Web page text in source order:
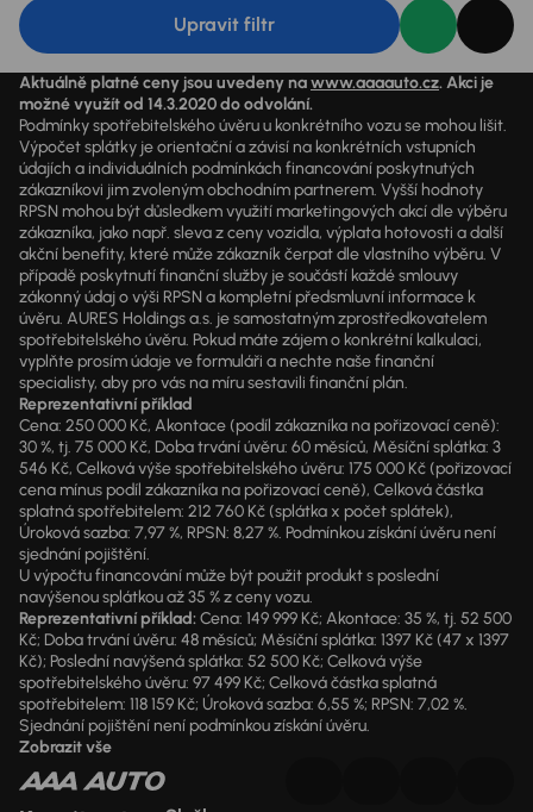
Upravit filtr
Aktuálně platné ceny jsou uvedeny nawww.aaaauto.cz. Akci je
možné využít od 14.3.2020 do odvolání.
Podmínky spotřebitelského úvěru u konkrétního vozu se mohou lišit.
Výpočet splátky je orientační a závisí na konkrétních vstupních
údajích a individuálních podmínkách financování poskytnutých
zákazníkovi jim zvoleným obchodním partnerem. Vyšší hodnoty
RPSN mohou být důsledkem využití marketingových akcí dle výběru
zákazníka, jako např. sleva z ceny vozidla, výplata hotovosti a další
akční benefity, které může zákazník čerpat dle vlastního výběru. V
případě poskytnutí finanční služby je součástí každé smlouvy
zákonný údaj o výši RPSN a kompletní předsmluvní informace k
úvěru. AURES Holdings a.s. je samostatným zprostředkovatelem
spotřebitelského úvěru. Pokud máte zájem o konkrétní kalkulaci,
vyplňte prosím údaje ve formuláři a nechte naše finanční
specialisty, aby pro vás na míru sestavili finanční plán.
Reprezentativní příklad
Cena: 250 000 Kč, Akontace (podíl zákazníka na pořizovací ceně):
30 %, tj. 75 000 Kč, Doba trvání úvěru: 60 měsíců, Měsíční splátka: 3
546 Kč, Celková výše spotřebitelského úvěru: 175 000 Kč (pořizovací
cena mínus podíl zákazníka na pořizovací ceně), Celková částka
splatná spotřebitelem: 212 760 Kč (splátka x počet splátek),
Úroková sazba: 7,97 %, RPSN: 8,27 %. Podmínkou získání úvěru není
sjednání pojištění.
U výpočtu financování může být použit produkt s poslední
navýšenou splátkou až 35 % z ceny vozu.
Reprezentativní příklad:Cena: 149 999 Kč; Akontace: 35 %, tj. 52 500
Kč; Doba trvání úvěru: 48 měsíců; Měsíční splátka: 1397 Kč (47 x 1397
Kč); Poslední navýšená splátka: 52 500 Kč; Celková výše
spotřebitelského úvěru: 97 499 Kč; Celková částka splatná
spotřebitelem: 118 159 Kč; Úroková sazba: 6,55 %; RPSN: 7,02 %.
Sjednání pojištění není podmínkou získání úvěru.
Zobrazit vše